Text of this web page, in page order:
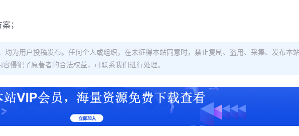
；
均为用户投稿发布。任何个人或组织，在未征得本站同意时，禁止复制、盗用、采集、发布本
侵犯了原著者的合法权益，可联系我们进行处理。